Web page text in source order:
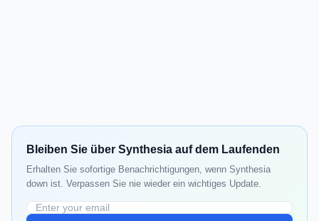
Bleiben Sie über Synthesia auf dem Laufenden
Erhalten Sie sofortige Benachrichtigungen, wenn Synthesia
down ist. Verpassen Sie nie wieder ein wichtiges Update.